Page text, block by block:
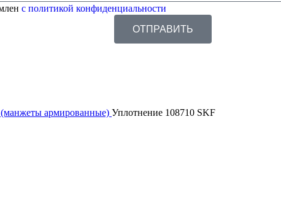
с политикой конфиденциальности
ОТПРАВИТЬ
армированные) Уплотнение 108710 SKF